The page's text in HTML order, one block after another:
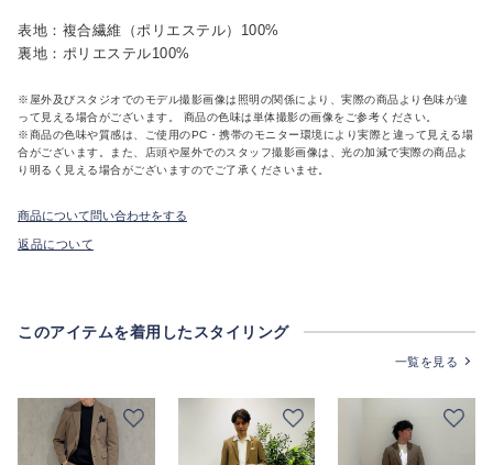
表地：複合繊維（ポリエステル）100%
裏地：ポリエステル100%
※屋外及びスタジオでのモデル撮影画像は照明の関係により、実際の商品より色味が違
って見える場合がございます。 商品の色味は単体撮影の画像をご参考ください。
※商品の色味や質感は、ご使用のPC・携帯のモニター環境により実際と違って見える場
合がございます。また、店頭や屋外でのスタッフ撮影画像は、光の加減で実際の商品よ
り明るく見える場合がございますのでご了承くださいませ。
商品について問い合わせをする
返品について
このアイテムを着用したスタイリング
一覧を見る